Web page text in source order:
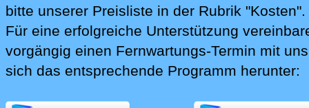
bitte unserer Preisliste in der Rubrik "Kosten".
Für eine erfolgreiche Unterstützung
vorgängig einen Fernwartungs-Termin mit
sich das entsprechende Programm herunter: